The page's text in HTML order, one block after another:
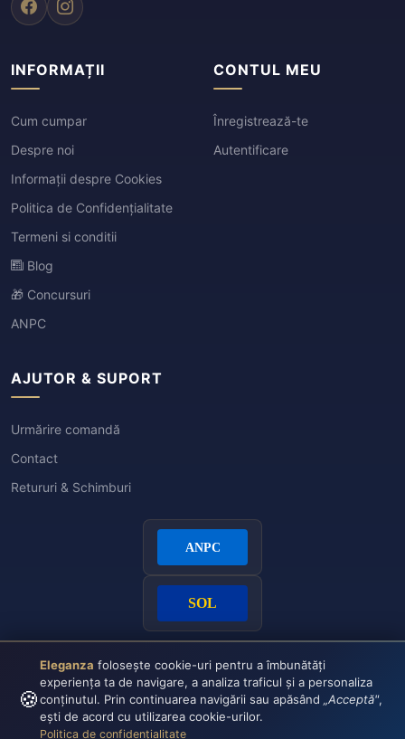
INFORMAȚII
Cum cumpar
Despre noi
Informații despre Cookies
Politica de Confidențialitate
Termeni si conditii
Blog
🎁 Concursuri
ANPC
CONTUL MEU
Înregistrează-te
Autentificare
AJUTOR & SUPORT
Urmărire comandă
Contact
Retururi & Schimburi
🍪
Eleganza folosește cookie-uri pentru a îmbunătăți
experiența ta de navigare, a analiza traficul și a personaliza
conținutul. Prin continuarea navigării sau apăsând „Acceptă",
ești de acord cu utilizarea cookie-urilor.
Politica de confidențialitate